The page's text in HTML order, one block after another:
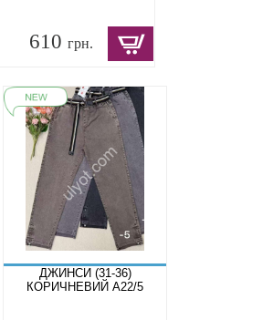
610 грн.
ДЖИНСИ (31-36)
КОРИЧНЕВИЙ A22/5